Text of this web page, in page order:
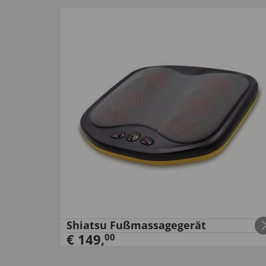
Shiatsu Fußmassagegerät
€ 149,00